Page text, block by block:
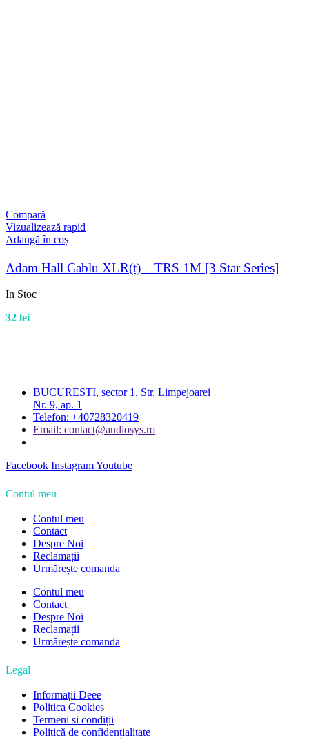
Compară
Vizualizează rapid
Adaugă în coș
Adam Hall Cablu XLR(t) – TRS 1M [3 Star Series]
In Stoc
32 lei
BUCURESTI, sector 1, Str. Limpejoarei
Nr. 9, ap. 1
Telefon: +40728320419
Email: contact@audiosys.ro
Facebook InstagramYoutube
Contul meu
Contul meu
Contact
Despre Noi
Reclamații
Urmărește comanda
Contul meu
Contact
Despre Noi
Reclamații
Urmărește comanda
Legal
Informații Deee
Politica Cookies
Termeni si condiții
Politică de confidențialitate